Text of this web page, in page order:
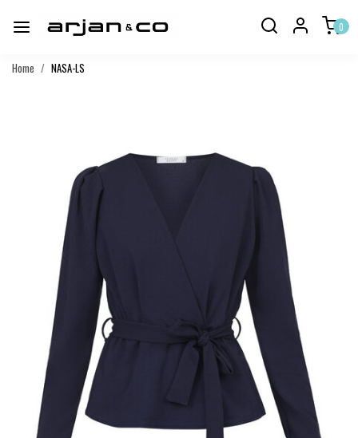
0
Home NASA-LS
Vorige